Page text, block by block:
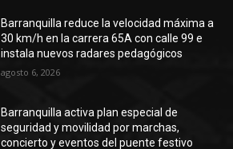
Barranquilla reduce la velocidad máxima a
30 km/h en la carrera 65A con calle 99 e
instala nuevos radares pedagógicos
agosto 6, 2026
Barranquilla activa plan especial de
seguridad y movilidad por marchas,
concierto y eventos del puente festivo